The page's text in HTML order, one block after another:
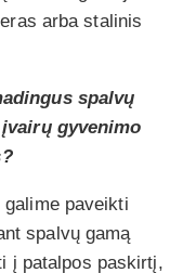
arba stalinis
spalvų
gyvenimo
paveikti
spalvų gamą
į patalpos paskirtį,